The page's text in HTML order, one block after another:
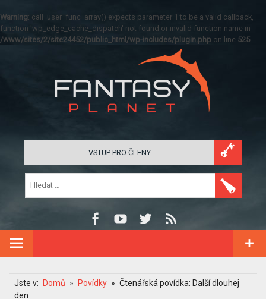
Warning: call_user_func_array() expects parameter 1 to be a valid callback,
function 'wp_edge_cache_dispatch' not found or invalid function name in
/www/sites/2/site24452/public_html/wp-includes/plugin.php on line 525
VSTUP PRO ČLENY
Jste v: Domů Povídky
Čtenářská povídka: Další dlouhej
den